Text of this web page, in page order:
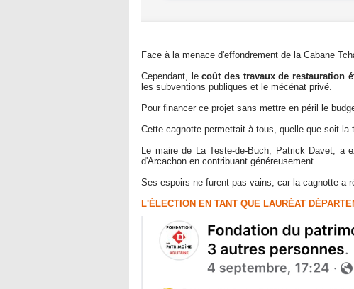
Face à la menace d'effondrement de la Cabane
Cependant, lecoût des travaux de restauration
les subventions publiques et le mécénat privé.
Pour financer ce projet sans mettre en péril le
Cette cagnotte permettait à tous, quelle que soit la
Le maire de La Teste-de-Buch, Patrick Davet, a
d'Arcachon en contribuant généreusement.
Ses espoirs ne furent pas vains, car la cagnotte a
L'ÉLECTION EN TANT QUE LAURÉAT